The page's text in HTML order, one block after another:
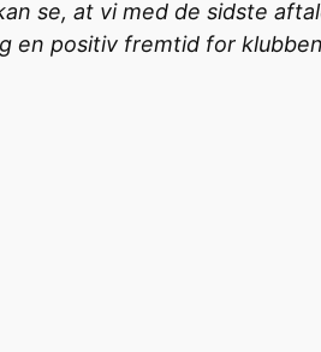
se, at vi med de sidste
en positiv fremtid for